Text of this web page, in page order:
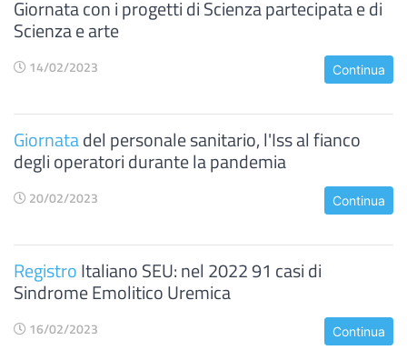
Giornata con i progetti di Scienza partecipata e di
Scienza e arte
14/02/2023 Continua
Giornatadel personale sanitario, l'Iss al fianco
degli operatori durante la pandemia
20/02/2023 Continua
RegistroItaliano SEU: nel 2022 91 casi di
Sindrome Emolitico Uremica
16/02/2023 Continua